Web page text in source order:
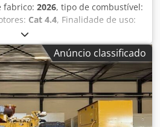
fabrico: 2026, tipo de combustível:
Cat 4.4, Finalidade de uso:
2.527 kg Potência do gerador:
de carga: 297 x 115
sim Nível de emissões: Stage V /
de água: 518 l País de
com a equipe DPX para
Anozc Dv Hewek = Outras
- Painel de controle - Teto
Anúncio classificado